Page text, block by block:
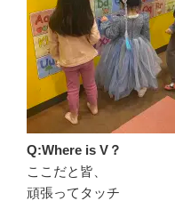
Q:Where is V？
ここだと皆、
頑張ってタッチ